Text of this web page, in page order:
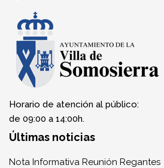
Horario de atención al público:
de 09:00 a 14:00h.
Últimas noticias
Nota Informativa Reunión Regantes